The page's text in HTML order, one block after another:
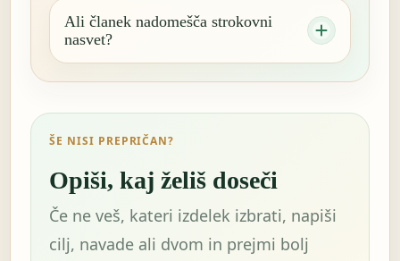
Ali članek nadomešča strokovni
nasvet?
ŠE NISI PREPRIČAN?
Opiši, kaj želiš doseči
Če ne veš, kateri izdelek izbrati, napiši
cilj, navade ali dvom in prejmi bolj